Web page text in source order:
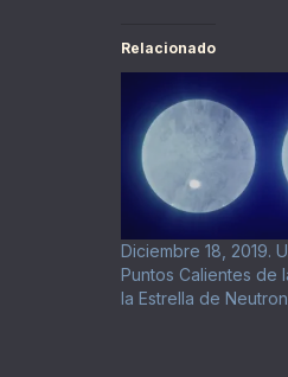
Relacionado
Diciembre 18, 2019.
Puntos Calientes de
la Estrella de